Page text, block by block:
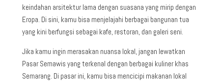
keindahan arsitektur lama dengan suasana yang mirip dengan
Eropa. Di sini, kamu bisa menjelajahi berbagai bangunan tua
yang kini berfungsi sebagai kafe, restoran, dan galeri seni.
Jika kamu ingin merasakan nuansa lokal, jangan lewatkan
Pasar Semawis yang terkenal dengan berbagai kuliner khas
Semarang. Di pasar ini, kamu bisa mencicipi makanan lokal